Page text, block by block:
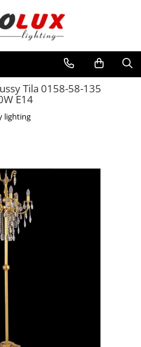
Tila 0158-58-135
E14
lighting